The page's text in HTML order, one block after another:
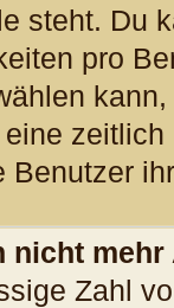
steht. Du
pro
Benutzer
nicht
Zahl